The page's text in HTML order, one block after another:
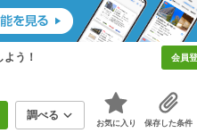
う！ 会員
調べる
お気に入り 保存した条件